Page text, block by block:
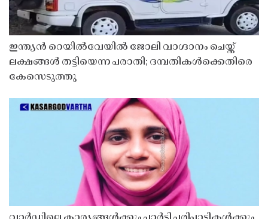
ഇന്ത്യൻ റെയിൽവേയിൽ ജോലി വാഗ്ദാനം ചെയ്ത്
ലക്ഷങ്ങൾ തട്ടിയെന്ന പരാതി; ദമ്പതികൾക്കെതിരെ
കേസെടുത്തു